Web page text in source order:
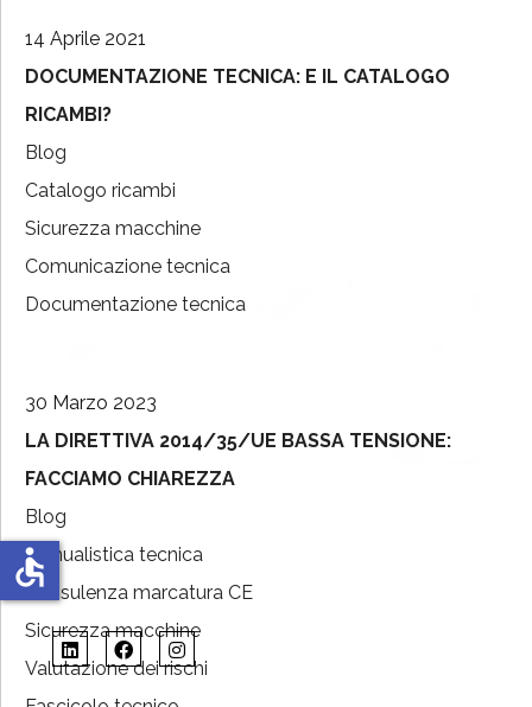
14 Aprile 2021
DOCUMENTAZIONE TECNICA: E IL CATALOGO
RICAMBI?
Blog
Catalogo ricambi
Sicurezza macchine
Comunicazione tecnica
Documentazione tecnica
30 Marzo 2023
LA DIRETTIVA 2014/35/UE BASSA TENSIONE:
FACCIAMO CHIAREZZA
Blog
Manualistica tecnica
Consulenza marcatura CE
Sicurezza macchine
Valutazione dei rischi
accessible